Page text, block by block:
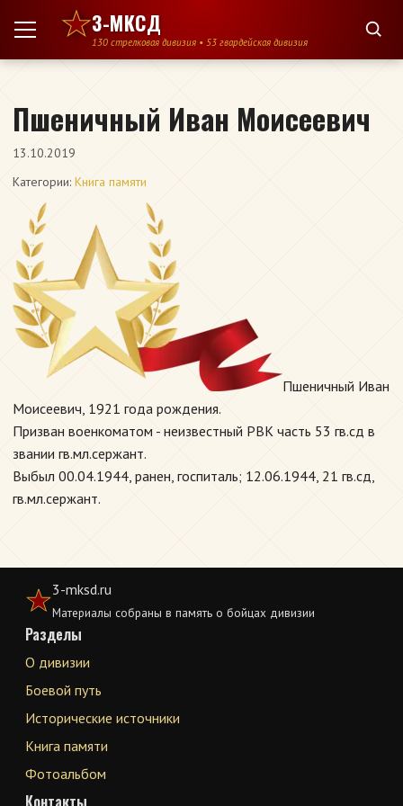
Перейти к содержимому
3-МКСД
130 стрелковая дивизия • 53 гвардейская дивизия
Пшеничный Иван Моисеевич
13.10.2019
Категории: Книга памяти
Пшеничный Иван
Моисеевич, 1921 года рождения.
Призван военкоматом - неизвестный РВК часть 53 гв.сд в
звании гв.мл.сержант.
Выбыл 00.04.1944, ранен, госпиталь; 12.06.1944, 21 гв.сд,
гв.мл.сержант.
3-mksd.ru
Материалы собраны в память о бойцах дивизии
Разделы
О дивизии
Боевой путь
Исторические источники
Книга памяти
Фотоальбом
Контакты